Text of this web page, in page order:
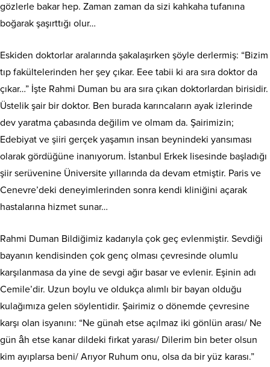
gözlerle bakar hep. Zaman zaman da sizi kahkaha tufanına
boğarak şaşırttığı olur…
Eskiden doktorlar aralarında şakalaşırken şöyle derlermiş: “Bizim
tıp fakültelerinden her şey çıkar. Eee tabii ki ara sıra doktor da
çıkar…” İşte Rahmi Duman bu ara sıra çıkan doktorlardan birisidir.
Üstelik şair bir doktor. Ben burada karıncaların ayak izlerinde
dev yaratma çabasında değilim ve olmam da. Şairimizin;
Edebiyat ve şiiri gerçek yaşamın insan beynindeki yansıması
olarak gördüğüne inanıyorum. İstanbul Erkek lisesinde başladığı
şiir serüvenine Üniversite yıllarında da devam etmiştir. Paris ve
Cenevre’deki deneyimlerinden sonra kendi kliniğini açarak
hastalarına hizmet sunar…
Rahmi Duman Bildiğimiz kadarıyla çok geç evlenmiştir. Sevdiği
bayanın kendisinden çok genç olması çevresinde olumlu
karşılanmasa da yine de sevgi ağır basar ve evlenir. Eşinin adı
Cemile’dir. Uzun boylu ve oldukça alımlı bir bayan olduğu
kulağımıza gelen söylentidir. Şairimiz o dönemde çevresine
karşı olan isyanını: “Ne günah etse açılmaz iki gönlün arası/ Ne
gün âh etse kanar dildeki firkat yarası/ Dilerim bin beter olsun
kim ayıplarsa beni/ Arıyor Ruhum onu, olsa da bir yüz karası.”